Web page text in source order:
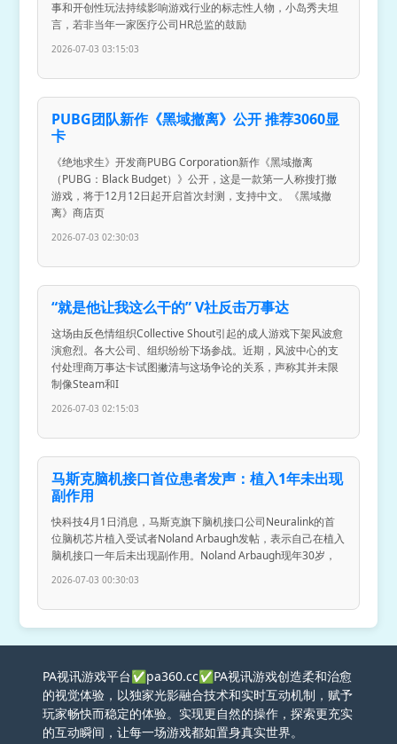
事和开创性玩法持续影响游戏行业的标志性人物，小岛秀夫坦
言，若非当年一家医疗公司HR总监的鼓励
2026-07-03 03:15:03
PUBG团队新作《黑域撤离》公开 推荐3060显
卡
《绝地求生》开发商PUBG Corporation新作《黑域撤离
（PUBG：Black Budget）》公开，这是一款第一人称搜打撤
游戏，将于12月12日起开启首次封测，支持中文。《黑域撤
离》商店页
2026-07-03 02:30:03
“就是他让我这么干的” V社反击万事达
这场由反色情组织Collective Shout引起的成人游戏下架风波愈
演愈烈。各大公司、组织纷纷下场参战。近期，风波中心的支
付处理商万事达卡试图撇清与这场争论的关系，声称其并未限
制像Steam和I
2026-07-03 02:15:03
马斯克脑机接口首位患者发声：植入1年未出现
副作用
快科技4月1日消息，马斯克旗下脑机接口公司Neuralink的首
位脑机芯片植入受试者Noland Arbaugh发帖，表示自己在植入
脑机接口一年后未出现副作用。Noland Arbaugh现年30岁，
2026-07-03 00:30:03
PA视讯游戏平台✅pa360.cc✅PA视讯游戏创造柔和治愈
的视觉体验，以独家光影融合技术和实时互动机制，赋予
玩家畅快而稳定的体验。实现更自然的操作，探索更充实
的互动瞬间，让每一场游戏都如置身真实世界。